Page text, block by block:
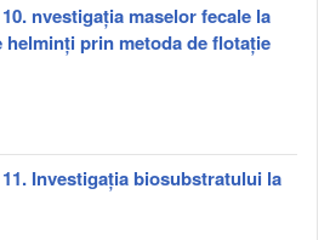
nvestigația maselor fecale la
helminți prin metoda de flotație
Investigația biosubstratului la